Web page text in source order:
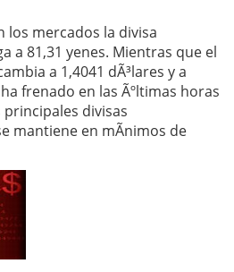
los mercados la divisa
a 81,31 yenes. Mientras que el
a 1,4041 dÃ³lares y a
frenado en las Ãºltimas horas
principales divisas
mantiene en mÃ­nimos de